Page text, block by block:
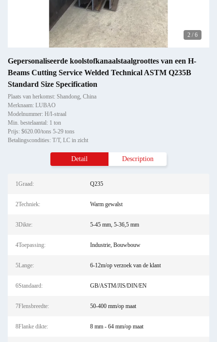
2 / 6
Gepersonaliseerde koolstofkanaalstaalgroottes van een H-
Beams Cutting Service Welded Technical ASTM Q235B
Standard Size Specification
Plaats van herkomst: Shandong, China
Merknaam: LUBAO
Modelnummer: H/I-straal
Min. bestelaantal: 1 ton
Prijs: $620.00/tons 5-29 tons
Betalingscondities: T/T, LC in zicht
Detail Description
1Graad: Q235
2Techniek: Warm gewalst
3Dikte: 5-45 mm, 5-36,5 mm
4Toepassing: Industrie, Bouwbouw
5Lange: 6-12m/op verzoek van de klant
6Standaard: GB/ASTM/JIS/DIN/EN
7Flensbreedte: 50-400 mm/op maat
8Flanke dikte: 8 mm - 64 mm/op maat